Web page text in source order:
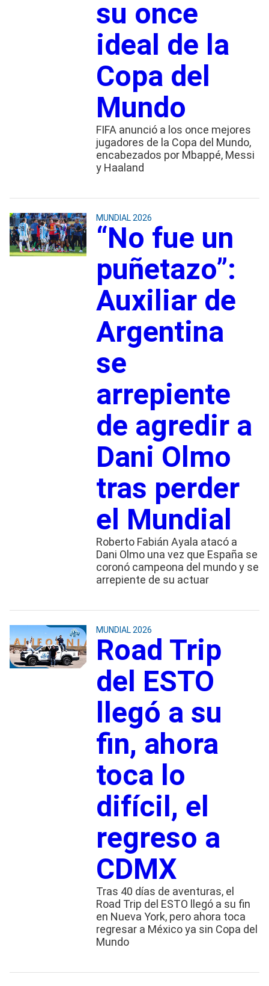
su once
ideal de la
Copa del
Mundo
FIFA anunció a los once mejores
jugadores de la Copa del Mundo,
encabezados por Mbappé, Messi
y Haaland
MUNDIAL 2026
“No fue un
puñetazo”:
Auxiliar de
Argentina
se
arrepiente
de agredir a
Dani Olmo
tras perder
el Mundial
Roberto Fabián Ayala atacó a
Dani Olmo una vez que España se
coronó campeona del mundo y se
arrepiente de su actuar
MUNDIAL 2026
Road Trip
del ESTO
llegó a su
fin, ahora
toca lo
difícil, el
regreso a
CDMX
Tras 40 días de aventuras, el
Road Trip del ESTO llegó a su fin
en Nueva York, pero ahora toca
regresar a México ya sin Copa del
Mundo